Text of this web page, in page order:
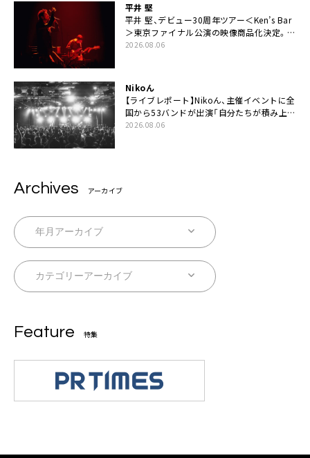
平井 堅
平井 堅、デビュー30周年ツアー＜Ken’s Bar
＞東京ファイナル公演の映像商品化決定。ブ
ックレットには平井堅のメッセージ掲載も
2026.08.06
Nikoん
【ライブレポート】Nikoん、主催イベントに全
国から53バンドが出演「自分たちが積み上げ
てきた中身の重みを実感した」
2026.08.06
Archives アーカイブ
Feature 特集